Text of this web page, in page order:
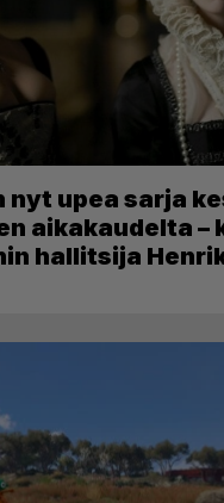
nyt upea sarja
aikakaudelta –
hallitsija